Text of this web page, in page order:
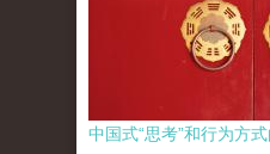
中国式“思考”和行为方式